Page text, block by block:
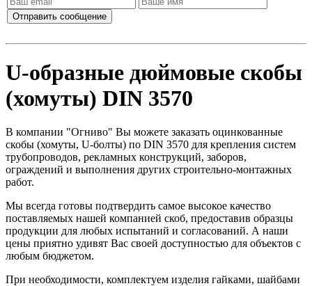
U-образные дюймовые скобы
(хомуты) DIN 3570
В компании "Огниво" Вы можете заказать оцинкованные
скобы (хомуты, U-болты) по DIN 3570 для крепления систем
трубопроводов, рекламных конструкций, заборов,
ограждений и выполнения других строительно-монтажных
работ.
Мы всегда готовы подтвердить самое высокое качество
поставляемых нашей компанией скоб, предоставив образцы
продукции для любых испытаний и согласований. А наши
цены приятно удивят Вас своей доступностью для объектов с
любым бюджетом.
При необходимости, комплектуем изделия гайками, шайбами